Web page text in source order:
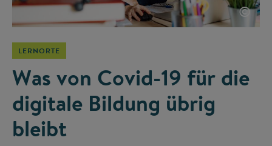
©
LERNORTE
Was von Covid-19 für die
digitale Bildung übrig
bleibt